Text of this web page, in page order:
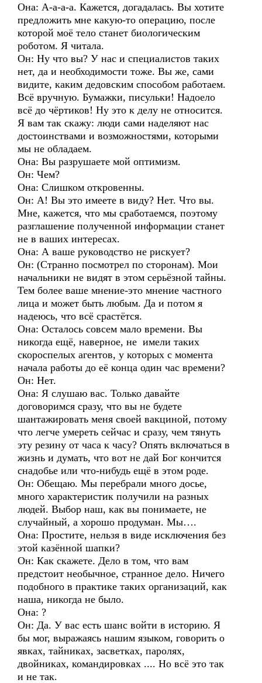
Она: А-а-а-а. Кажется, догадалась. Вы хотите
предложить мне какую-то операцию, после
которой моё тело станет биологическим
роботом. Я читала.
Он: Ну что вы? У нас и специалистов таких
нет, да и необходимости тоже. Вы же, сами
видите, каким дедовским способом работаем.
Всё вручную. Бумажки, писульки! Надоело
всё до чёртиков! Ну это к делу не относится.
Я вам так скажу: люди сами наделяют нас
достоинствами и возможностями, которыми
мы не обладаем.
Она: Вы разрушаете мой оптимизм.
Он: Чем?
Она: Слишком откровенны.
Он: А! Вы это имеете в виду? Нет. Что вы.
Мне, кажется, что мы сработаемся, поэтому
разглашение полученной информации станет
не в ваших интересах.
Она: А ваше руководство не рискует?
Он: (Странно посмотрел по сторонам). Мои
начальники не видят в этом серьёзной тайны.
Тем более ваше мнение-это мнение частного
лица и может быть любым. Да и потом я
надеюсь, что всё срастётся.
Она: Осталось совсем мало времени. Вы
никогда ещё, наверное, не имели таких
скороспелых агентов, у которых с момента
начала работы до её конца один час времени?
Он: Нет.
Она: Я слушаю вас. Только давайте
договоримся сразу, что вы не будете
шантажировать меня своей вакциной, потому
что легче умереть сейчас и сразу, чем тянуть
эту резину от часа к часу? Опять включаться в
жизнь и думать, что вот не дай Бог кончится
снадобье или что-нибудь ещё в этом роде.
Он: Обещаю. Мы перебрали много досье,
много характеристик получили на разных
людей. Выбор наш, как вы понимаете, не
случайный, а хорошо продуман. Мы….
Она: Простите, нельзя в виде исключения без
этой казённой шапки?
Он: Как скажете. Дело в том, что вам
предстоит необычное, странное дело. Ничего
подобного в практике таких организаций, как
наша, никогда не было.
Она: ?
Он: Да. У вас есть шанс войти в историю. Я
бы мог, выражаясь нашим языком, говорить о
явках, тайниках, засветках, паролях,
двойниках, командировках .... Но всё это так
и не так.